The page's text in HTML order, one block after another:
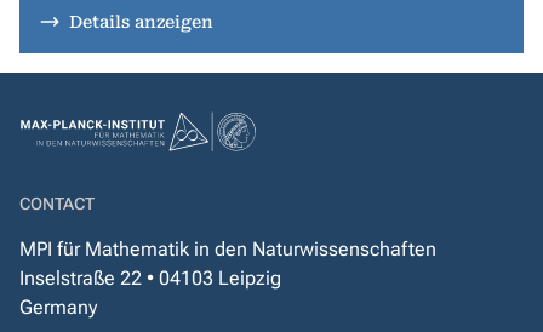
Details anzeigen
CONTACT
MPI für Mathematik in den Naturwissenschaften
Inselstraße 22 • 04103 Leipzig
Germany